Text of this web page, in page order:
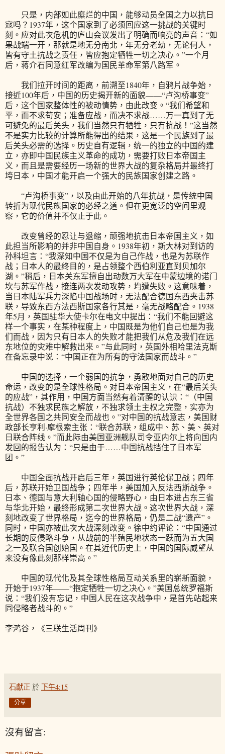
只是，内部如此糜烂的中国，能够动员全国之力以抗日
寇吗？1937年，这个国家到了必须回应这一挑战的关键时
刻。应对此次危机的庐山会议发出了明确而响亮的声音：“如
果战端一开，那就是地无分南北，年无分老幼，无论何人，
皆有守土抗战之责任，皆应抱定牺牲一切之决心。”一个月
后，蒋介石同意红军改编为国民革命军第八路军。
我们拉开时间的距离，前溯至1840年，自鸦片战争始，
接近100年后，中国的历史揭开新的面貌——“卢沟桥事变”
后，这个国家整体性的被动情势，由此改变。“我们希望和
平，而不求苟安；准备应战，而决不求战……万一真到了无
可避免的最后关头，我们当然只有牺牲，只有抗战！”这当然
不是实力比较的计算所能得出的结果，这是一个民族到了最
后关头必需的选择。历史自有逻辑，统一的独立的中国的建
立，亦即中国民族主义革命的成功，需要打败日本帝国主
义，而且是需要经历一场新的世界大战的复杂格局并最终打
垮日本，中国才能开启一个强大的民族国家创建之路。
“卢沟桥事变”，以及由此开始的八年抗战，是传统中国
转折为现代民族国家的必经之道。但在更宽泛的空间里观
察，它的价值并不仅止于此。
改变曾经的忍让与退缩，顽强地抗击日本帝国主义，如
此担当所影响的并非中国自身。1938年初，斯大林对到访的
孙科坦言：“我深知中国不仅是为自己作战，也是为苏联作
战；日本人的最终目的，是占领整个西伯利亚直到贝加尔
湖。”稍后，日本关东军擅自出动数万大军在中蒙边境的诺门
坎与苏军作战，接连两次发动攻势，均遭失败。这意味着，
当日本陆军兵力深陷中国战场时，无法配合德国东西夹击苏
联，导致东西方法西斯国家各行其是，毫无战略配合。1938
年5月，英国驻华大使卡尔在电文中提出：“我们不能回避这
样一个事实，在某种程度上，中国既是为他们自己也是为我
们而战，因为只有日本人的失败才能把我们从危及我们在远
东地位的灾难中解救出来。”与此同时，英国外相哈里法克斯
在备忘录中说：“中国正在为所有的守法国家而战斗。”
中国的选择，一个弱国的抗争，勇敢地面对自己的历史
命运，改变的是全球性格局。对日本帝国主义，在“最后关头
的应战”，其作用，中国方面当然有着清醒的认识：“（中国
抗战）不独求民族之解放，不独求领土主权之完整，实亦为
全世界各国之共同安全而战也。”对中国的抗战意志，美国财
政部长亨利·摩根索主张：“联合苏联，组成中、苏、美、英对
日联合阵线。”而此际由美国亚洲舰队司令亚内尔上将向国内
发回的报告认为：“只是由于……中国抗战挡住了日本军
团。”
中国全面抗战开启后三年，英国进行英伦保卫战；四年
后，苏联开始卫国战争；四年半，美国加入反法西斯战争。
日本、德国与意大利轴心国的侵略野心，由日本进占东三省
与华北开始，最终形成第二次世界大战。这次世界大战，深
刻地改变了世界格局，迄今的世界格局，仍是二战“遗产”。
同时，中国亦被此次大战深刻改变。徐中约评论：“中国通过
长期的反侵略斗争，从战前的半殖民地状态一跃而为五大国
之一及联合国创始国。在其近代历史上，中国的国际威望从
来没有像此刻那样崇高。”
中国的现代化及其全球性格局互动关系里的崭新面貌，
开始于1937年——“抱定牺牲一切之决心。”美国总统罗福斯
说：“我们没有忘记，中国人民在这次战争中，是首先站起来
同侵略者战斗的。”
李鸿谷，《三联生活周刊》
石獻正 於 下午4:15
分享
沒有留言: